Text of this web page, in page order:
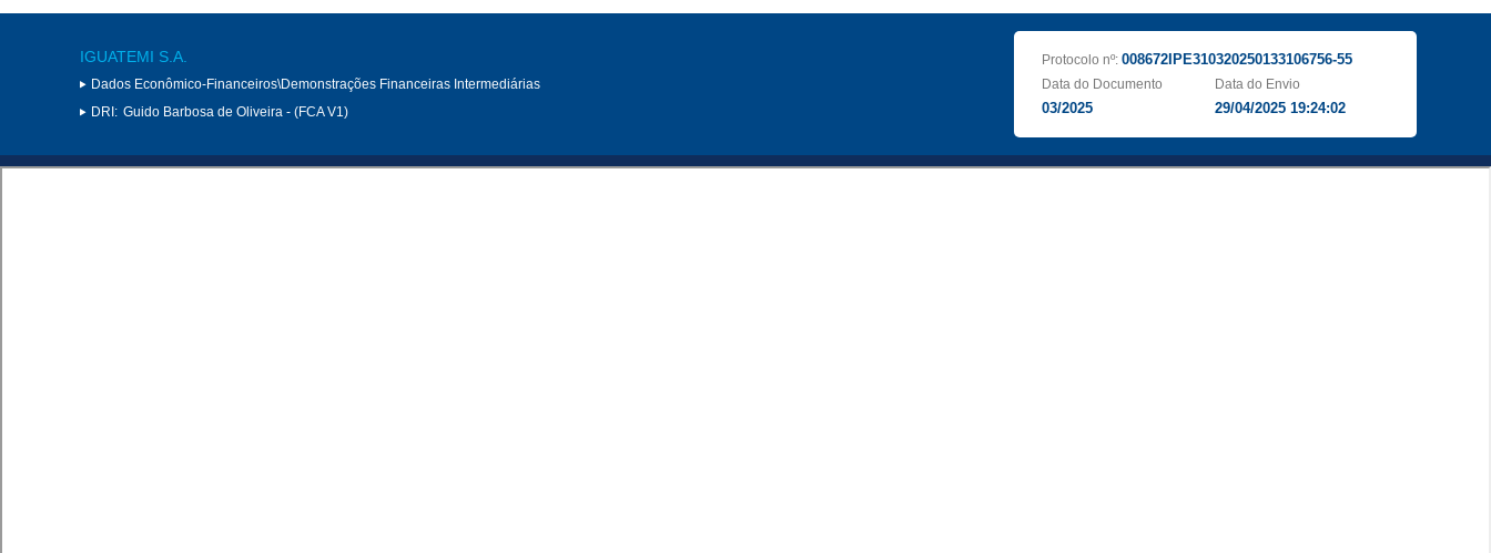
IGUATEMI S.A.
Dados Econômico-Financeiros\Demonstrações Financeiras Intermediárias
DRI: Guido Barbosa de Oliveira - (FCA V1)
Protocolo nº: 008672IPE310320250133106756-55
Data do Documento
03/2025
Data do Envio
29/04/2025 19:24:02